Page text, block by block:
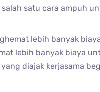
salah satu cara ampuh
lebih banyak
lebih banyak biaya
yang diajak kerjasama